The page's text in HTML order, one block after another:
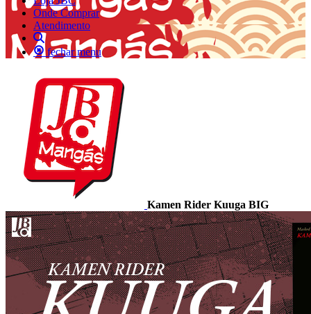
Onde Comprar
Atendimento
fechar menu
Kamen Rider Kuuga BIG